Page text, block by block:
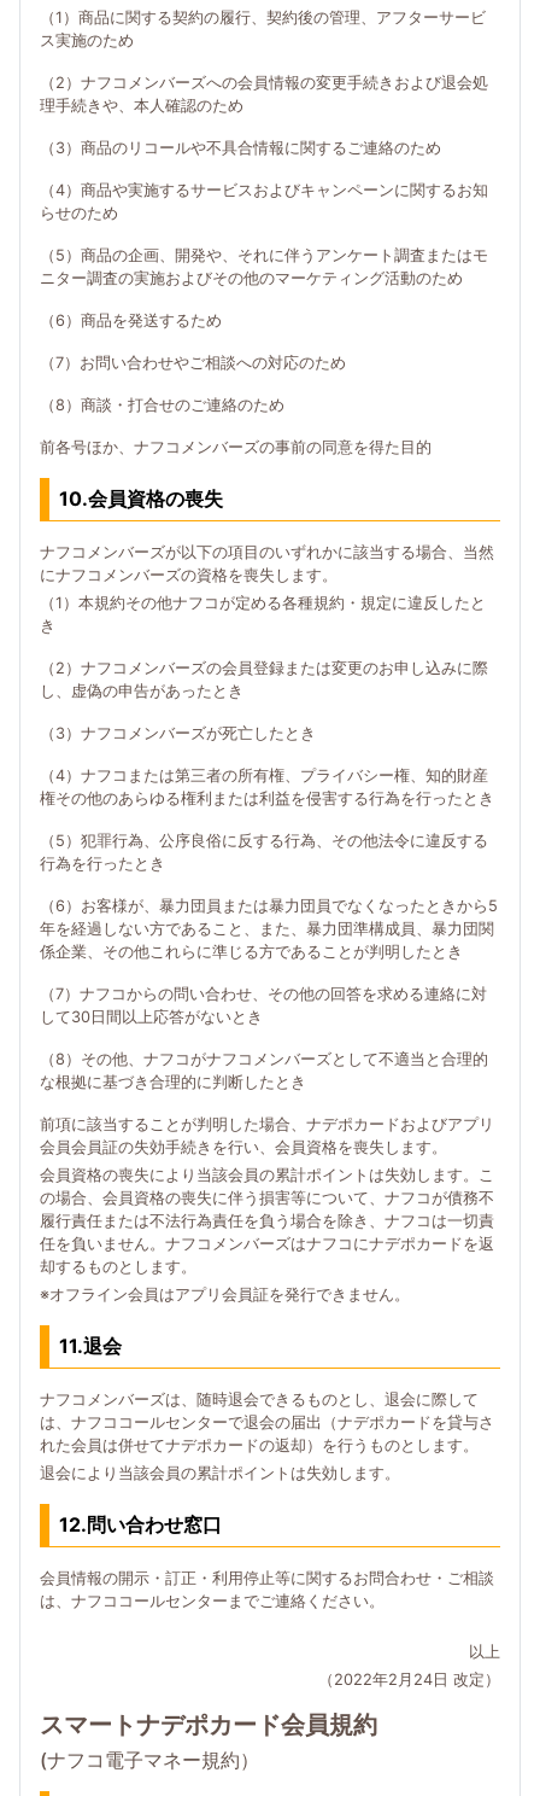
（1）商品に関する契約の履行、契約後の管理、アフターサービ
ス実施のため
（2）ナフコメンバーズへの会員情報の変更手続きおよび退会処
理手続きや、本人確認のため
（3）商品のリコールや不具合情報に関するご連絡のため
（4）商品や実施するサービスおよびキャンペーンに関するお知
らせのため
（5）商品の企画、開発や、それに伴うアンケート調査またはモ
ニター調査の実施およびその他のマーケティング活動のため
（6）商品を発送するため
（7）お問い合わせやご相談への対応のため
（8）商談・打合せのご連絡のため
前各号ほか、ナフコメンバーズの事前の同意を得た目的
10.会員資格の喪失
ナフコメンバーズが以下の項目のいずれかに該当する場合、当然
にナフコメンバーズの資格を喪失します。
（1）本規約その他ナフコが定める各種規約・規定に違反したと
き
（2）ナフコメンバーズの会員登録または変更のお申し込みに際
し、虚偽の申告があったとき
（3）ナフコメンバーズが死亡したとき
（4）ナフコまたは第三者の所有権、プライバシー権、知的財産
権その他のあらゆる権利または利益を侵害する行為を行ったとき
（5）犯罪行為、公序良俗に反する行為、その他法令に違反する
行為を行ったとき
（6）お客様が、暴力団員または暴力団員でなくなったときから5
年を経過しない方であること、また、暴力団準構成員、暴力団関
係企業、その他これらに準じる方であることが判明したとき
（7）ナフコからの問い合わせ、その他の回答を求める連絡に対
して30日間以上応答がないとき
（8）その他、ナフコがナフコメンバーズとして不適当と合理的
な根拠に基づき合理的に判断したとき
前項に該当することが判明した場合、ナデポカードおよびアプリ
会員会員証の失効手続きを行い、会員資格を喪失します。
会員資格の喪失により当該会員の累計ポイントは失効します。こ
の場合、会員資格の喪失に伴う損害等について、ナフコが債務不
履行責任または不法行為責任を負う場合を除き、ナフコは一切責
任を負いません。ナフコメンバーズはナフコにナデポカードを返
却するものとします。
※オフライン会員はアプリ会員証を発行できません。
11.退会
ナフコメンバーズは、随時退会できるものとし、退会に際して
は、ナフココールセンターで退会の届出（ナデポカードを貸与さ
れた会員は併せてナデポカードの返却）を行うものとします。
退会により当該会員の累計ポイントは失効します。
12.問い合わせ窓口
会員情報の開示・訂正・利用停止等に関するお問合わせ・ご相談
は、ナフココールセンターまでご連絡ください。
以上
（2022年2月24日 改定）
スマートナデポカード会員規約
(ナフコ電子マネー規約）